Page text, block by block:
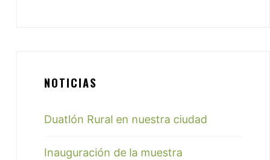
NOTICIAS
Duatlón Rural en nuestra ciudad
Inauguración de la muestra